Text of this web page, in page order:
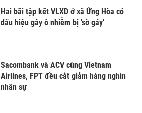
Hai bãi tập kết VLXD ở xã Ứng Hòa có
dấu hiệu gây ô nhiễm bị 'sờ gáy'
Sacombank và ACV cùng Vietnam
Airlines, FPT đều cắt giảm hàng nghìn
nhân sự